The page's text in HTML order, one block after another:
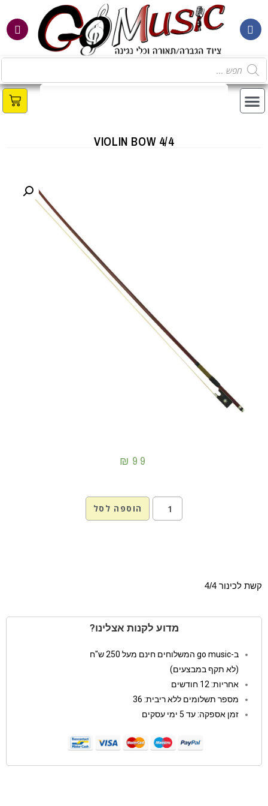
VIOLIN BOW 4/4
₪ 99
הוספה לסל
קשת לכינור 4/4
מדוע לקנות אצלינו?
ב-go music המשלוחים חינם מעל 250 ש"ח
(לא תקף במבצעים)
אחריות: 12 חודשים
מספר תשלומים ללא ריבית: 36
זמן אספקה: עד 5 ימי עסקים